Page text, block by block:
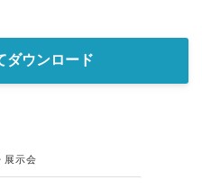
ダウンロード
展示会